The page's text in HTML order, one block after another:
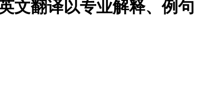
文翻译以专业解释、例句